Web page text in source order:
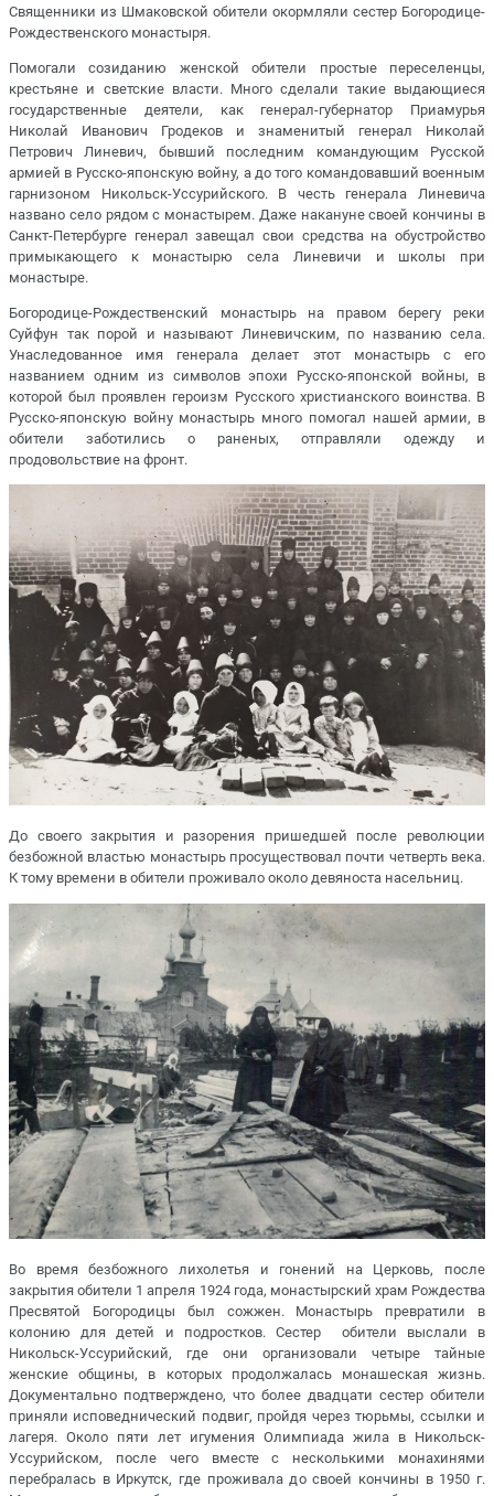
Священники из Шмаковской обители окормляли сестер Богородице-
Рождественского монастыря.
Помогали созиданию женской обители простые переселенцы,
крестьяне и светские власти. Много сделали такие выдающиеся
государственные деятели, как генерал-губернатор Приамурья
Николай Иванович Гродеков и знаменитый генерал Николай
Петрович Линевич, бывший последним командующим Русской
армией в Русско-японскую войну, а до того командовавший военным
гарнизоном Никольск-Уссурийского. В честь генерала Линевича
названо село рядом с монастырем. Даже накануне своей кончины в
Санкт-Петербурге генерал завещал свои средства на обустройство
примыкающего к монастырю села Линевичи и школы при
монастыре.
Богородице-Рождественский монастырь на правом берегу реки
Суйфун так порой и называют Линевичским, по названию села.
Унаследованное имя генерала делает этот монастырь с его
названием одним из символов эпохи Русско-японской войны, в
которой был проявлен героизм Русского христианского воинства. В
Русско-японскую войну монастырь много помогал нашей армии, в
обители заботились о раненых, отправляли одежду и
продовольствие на фронт.
До своего закрытия и разорения пришедшей после революции
безбожной властью монастырь просуществовал почти четверть века.
К тому времени в обители проживало около девяноста насельниц.
Во время безбожного лихолетья и гонений на Церковь, после
закрытия обители 1 апреля 1924 года, монастырский храм Рождества
Пресвятой Богородицы был сожжен. Монастырь превратили в
колонию для детей и подростков. Сестер обители выслали в
Никольск-Уссурийский, где они организовали четыре тайные
женские общины, в которых продолжалась монашеская жизнь.
Документально подтверждено, что более двадцати сестер обители
приняли исповеднический подвиг, пройдя через тюрьмы, ссылки и
лагеря. Около пяти лет игумения Олимпиада жила в Никольск-
Уссурийском, после чего вместе с несколькими монахинями
перебралась в Иркутск, где проживала до своей кончины в 1950 г.